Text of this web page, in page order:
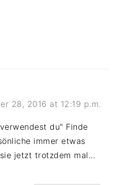
28, 2016 at 12:19 p.m.
du" Finde
immer etwas
jetzt trotzdem mal...